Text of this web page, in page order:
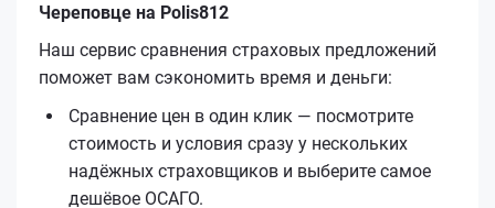
Череповце на Polis812
Наш сервис сравнения страховых предложений
поможет вам сэкономить время и деньги:
Сравнение цен в один клик — посмотрите
стоимость и условия сразу у нескольких
надёжных страховщиков и выберите самое
дешёвое ОСАГО.